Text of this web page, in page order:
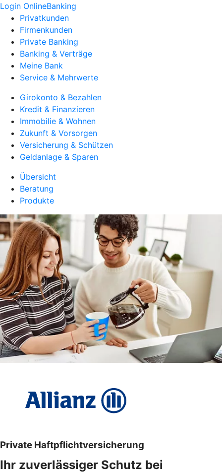
Login OnlineBanking
Privatkunden
Firmenkunden
Private Banking
Banking & Verträge
Meine Bank
Service & Mehrwerte
Girokonto & Bezahlen
Kredit & Finanzieren
Immobilie & Wohnen
Zukunft & Vorsorgen
Versicherung & Schützen
Geldanlage & Sparen
Übersicht
Beratung
Produkte
Private Haftpflichtversicherung
Ihr zuverlässiger Schutz bei